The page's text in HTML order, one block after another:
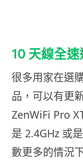
10 天線全速
很多用家在選
品，可以有更
ZenWiFi Pro
是 2.4GHz 或
數更多的情況